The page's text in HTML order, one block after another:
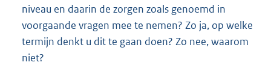
niveau en daarin de zorgen zoals genoemd in
voorgaande vragen mee te nemen? Zo ja, op welke
termijn denkt u dit te gaan doen? Zo nee, waarom
niet?